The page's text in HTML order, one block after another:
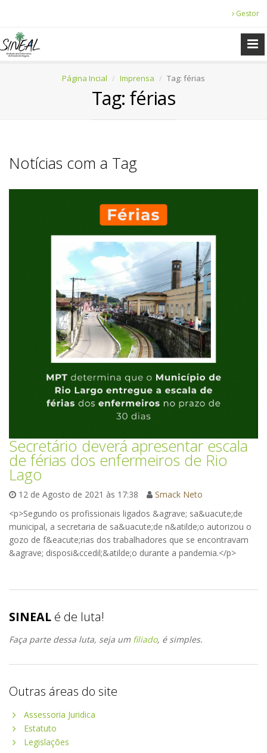
Gestor
Página Incial Imprensa Tag: férias
Tag: férias
Notícias com a Tag
Secretário deverá apresentar escala
de férias dos enfermeiros de Rio
Lago
12 de Agosto de 2021 às 17:38
Smack Neto
<p>Segundo os profissionais ligados &agrave; sa&uacute;de
municipal, a secretaria de sa&uacute;de n&atilde;o autorizou o
gozo de f&eacute;rias dos trabalhadores que se encontravam
&agrave; disposi&ccedil;&atilde;o durante a pandemia.</p>
SINEAL é de luta!
Faça parte dessa luta, seja um filiado, é simples.
Outras áreas do site
Assessoria Juridica
Estatuto
Legislações